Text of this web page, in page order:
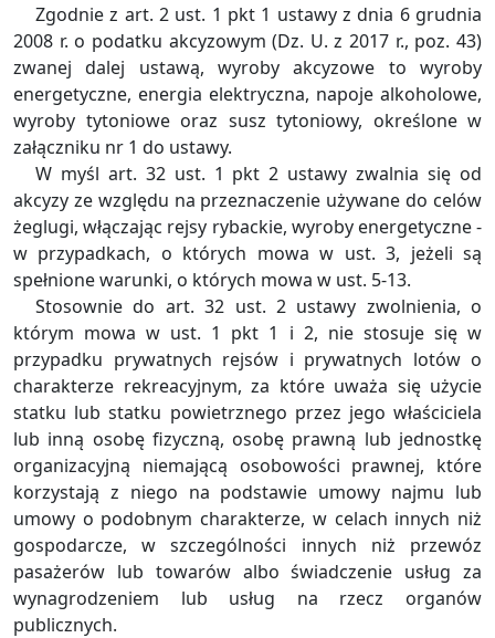
Zgodnie z art. 2 ust. 1 pkt 1 ustawy z dnia 6 grudnia
2008 r. o podatku akcyzowym (Dz. U. z 2017 r., poz. 43)
zwanej dalej ustawą, wyroby akcyzowe to wyroby
energetyczne, energia elektryczna, napoje alkoholowe,
wyroby tytoniowe oraz susz tytoniowy, określone w
załączniku nr 1 do ustawy.
W myśl art. 32 ust. 1 pkt 2 ustawy zwalnia się od
akcyzy ze względu na przeznaczenie używane do celów
żeglugi, włączając rejsy rybackie, wyroby energetyczne -
w przypadkach, o których mowa w ust. 3, jeżeli są
spełnione warunki, o których mowa w ust. 5-13.
Stosownie do art. 32 ust. 2 ustawy zwolnienia, o
którym mowa w ust. 1 pkt 1 i 2, nie stosuje się w
przypadku prywatnych rejsów i prywatnych lotów o
charakterze rekreacyjnym, za które uważa się użycie
statku lub statku powietrznego przez jego właściciela
lub inną osobę fizyczną, osobę prawną lub jednostkę
organizacyjną niemającą osobowości prawnej, które
korzystają z niego na podstawie umowy najmu lub
umowy o podobnym charakterze, w celach innych niż
gospodarcze, w szczególności innych niż przewóz
pasażerów lub towarów albo świadczenie usług za
wynagrodzeniem lub usług na rzecz organów
publicznych.